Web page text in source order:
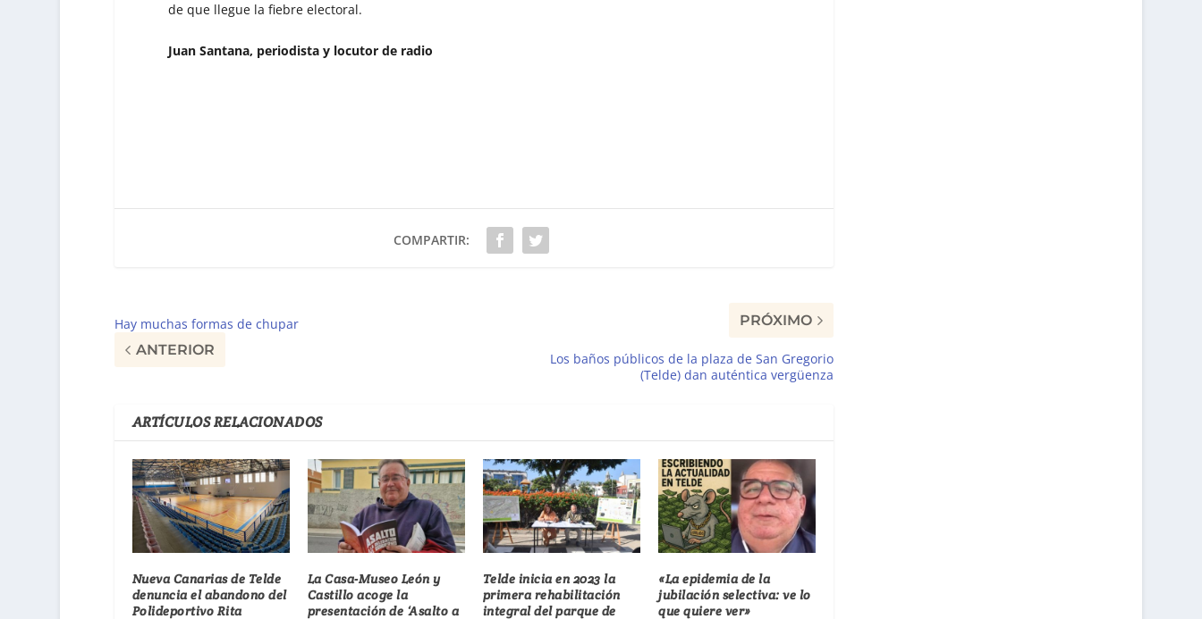
de que llegue la fiebre electoral.
Juan Santana, periodista y locutor de radio
COMPARTIR:
Hay muchas formas de chupar
ANTERIOR
PRÓXIMO
Los baños públicos de la plaza de San Gregorio
(Telde) dan auténtica vergüenza
ARTÍCULOS RELACIONADOS
Nueva Canarias de Telde
denuncia el abandono del
Polideportivo Rita
La Casa-Museo León y
Castillo acoge la
presentación de ‘Asalto a
Telde inicia en 2023 la
primera rehabilitación
integral del parque de
«La epidemia de la
jubilación selectiva: ve lo
que quiere ver»